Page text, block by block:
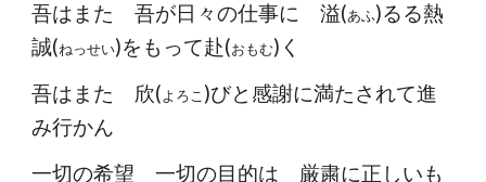
吾はまた 吾が日々の仕事に 溢(あふ)るる熱
誠(ねっせい)をもって赴(おもむ)く
吾はまた 欣(よろこ )びと感謝に満たされて進
み行かん
一切の希望 一切の目的は 厳粛に正しいも